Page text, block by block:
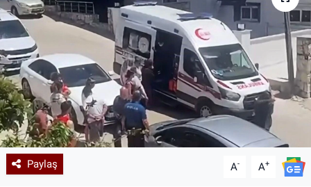
Paylaş A- A+
Kültür & Sanat
Sağlık
Siyaset
Teknoloji
Yazarlar